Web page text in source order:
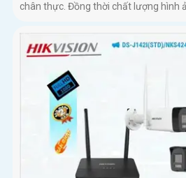
chân thực. Đồng thời chất lượng hình